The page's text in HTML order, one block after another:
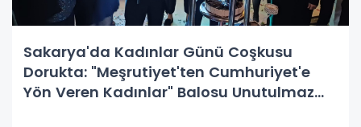
Sakarya'da Kadınlar Günü Coşkusu
Dorukta: "Meşrutiyet'ten Cumhuriyet'e
Yön Veren Kadınlar" Balosu Unutulmaz